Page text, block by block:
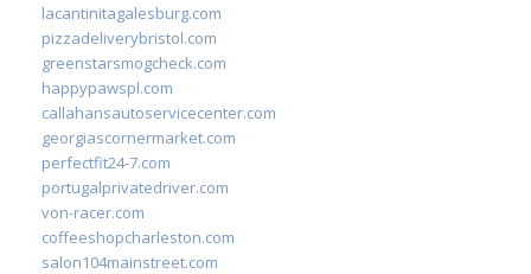
lacantinitagalesburg.com
pizzadeliverybristol.com
greenstarsmogcheck.com
happypawspl.com
callahansautoservicecenter.com
georgiascornermarket.com
perfectfit24-7.com
portugalprivatedriver.com
von-racer.com
coffeeshopcharleston.com
salon104mainstreet.com